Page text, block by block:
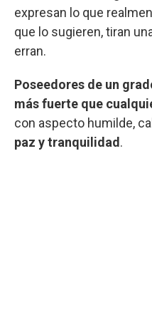
expresan lo que
que lo sugieren, tiran
erran.
Poseedores de un
más fuerte que
con aspecto humilde,
paz y tranquilidad .